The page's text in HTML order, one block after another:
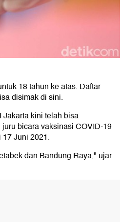
18 tahun ke atas. Daftar
disimak di sini.
kini telah bisa
bicara vaksinasi COVID-19
Juni 2021.
dan Bandung Raya," ujar